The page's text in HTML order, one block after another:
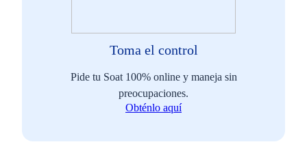
Toma el control
Pide tu Soat 100% online y maneja sin
preocupaciones.
Obténlo aquí